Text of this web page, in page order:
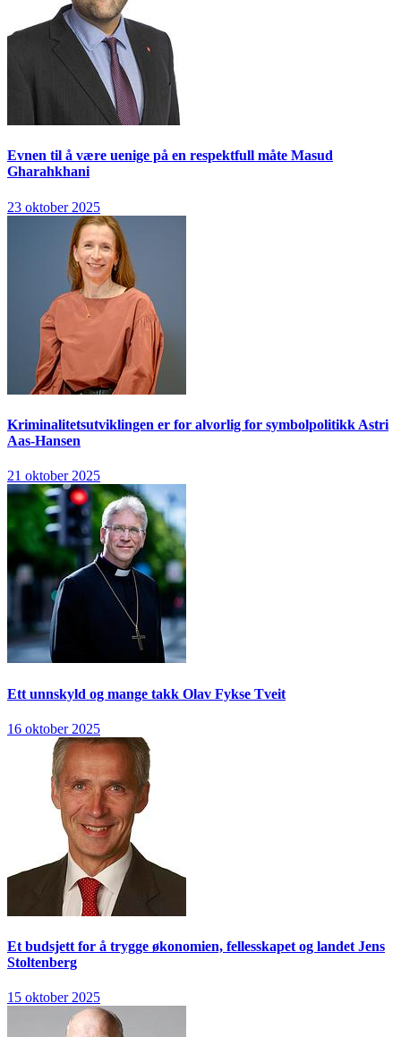
Evnen til å være uenige på en respektfull måte Masud
Gharahkhani
23 oktober 2025
Kriminalitetsutviklingen er for alvorlig for symbolpolitikk Astri
Aas-Hansen
21 oktober 2025
Ett unnskyld og mange takk Olav Fykse Tveit
16 oktober 2025
Et budsjett for å trygge økonomien, fellesskapet og landet Jens
Stoltenberg
15 oktober 2025